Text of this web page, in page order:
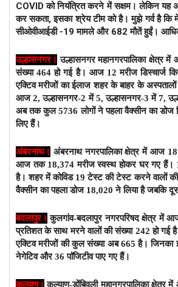
COVID को नियंत्रित करने में सक्षम। लेकिन यह
कर सकता, इसका श्रेय टीम को है। मुझे गर्व है कि
सीओवीआईडी ​​​​-19 मामले और 682 मौतें हुईं।
उल्हासनगर। उल्हासनगर महानगरपालिका क्षेत्र
संख्या 464 हो गई है। आज 12 मरीज डिस्चार्ज
एक्टिव मरीजों का ईलाज शहर के बाहर के
आज 2, उल्हासनगर-2 में 5, उल्हासनगर-3 में 7,
अब तक कुल 5736 लोगों ने पहला वैक्सीन का डोज
लिए हैं।
अंबरनाथ। अंबरनाथ नगरपालिका क्षेत्र में आज
आज तक 18,374 मरीज स्वस्थ होकर घर गए हैं।
है। शहर में कोविड 19 टेस्ट की टेस्ट करने वालों
वैक्सीन का पहला डोज 18,020 ने लिया है जबकि
बदलापुर। कुलगांव-बदलापुर नगरपरिषद क्षेत्र में
प्रतिशत के साथ मरने वालों की संख्या 242 हो
एक्टिव मरीजों की कुल संख्या अब 665 है। जिनका
नेगेटिव और 36 पाॅजिटीव पाए गए हैं।
कल्याण-डोंबिवली महानगरपालिका